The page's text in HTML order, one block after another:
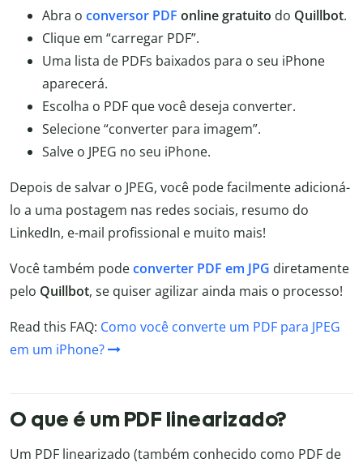
Abra o conversor PDF online gratuito do Quillbot.
Clique em “carregar PDF”.
Uma lista de PDFs baixados para o seu iPhone
aparecerá.
Escolha o PDF que você deseja converter.
Selecione “converter para imagem”.
Salve o JPEG no seu iPhone.
Depois de salvar o JPEG, você pode facilmente adicioná-
lo a uma postagem nas redes sociais, resumo do
LinkedIn, e-mail profissional e muito mais!
Você também podeconverter PDF em JPG diretamente
pelo Quillbot, se quiser agilizar ainda mais o processo!
Read this FAQ: Como você converte um PDF para JPEG
em um iPhone?
O que é um PDF linearizado?
Um PDF linearizado (também conhecido como PDF de